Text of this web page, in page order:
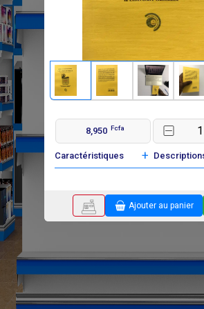
8,950 Fcfa
Caractéristiques +
Ajouter au panier